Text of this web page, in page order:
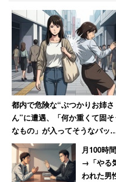
（研究開発 20代前半
「住宅補助の手当が厚
割くらいは会社が負
休がしっかりとれる
海外転勤の場合、3年
の退職理由のひとつ
た」
（代理店営業 30代前
都内で危険な“ぶつかりお姉さ
ん”に遭遇、「何か重くて固そ
なもの」が入ってそうなバッ
で体当たり 「おぞましい人
種」と語る40代男性
月100時
→「やる
われた男